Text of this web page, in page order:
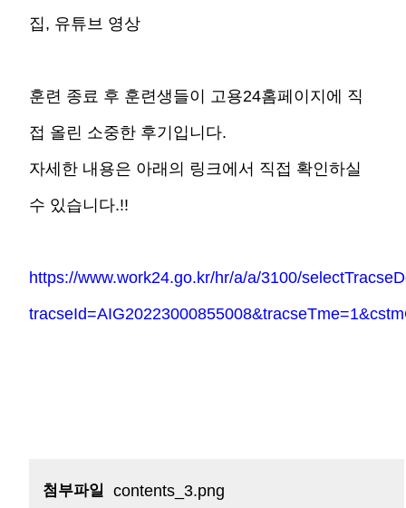
집, 유튜브 영상
훈련 종료 후 훈련생들이 고용24홈페이지에 직
접 올린 소중한 후기입니다.
자세한 내용은 아래의 링크에서 직접 확인하실
수 있습니다.!!
https://www.work24.go.kr/hr/a/a/3100/
첨부파일 contents_3.png